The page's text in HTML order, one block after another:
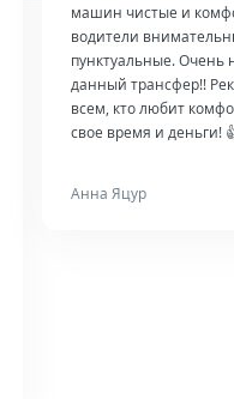
машин чистые и
водители
пунктуальные. Очень
данный трансфер!!
всем, кто любит
свое время и деньги!
Анна Яцур